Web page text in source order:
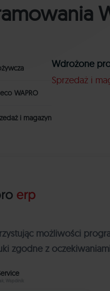
WAPRO
i magazyn
Wdrożone
Sprzedaż i
możliwości
zgodne z